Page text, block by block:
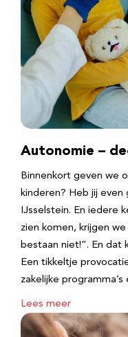
Autonomie –
Binnenkort geven we
kinderen? Heb jij even
IJsselstein. En iedere
zien komen, krijgen
bestaan niet!”. En dat
Een tikkeltje
zakelijke
Lees meer